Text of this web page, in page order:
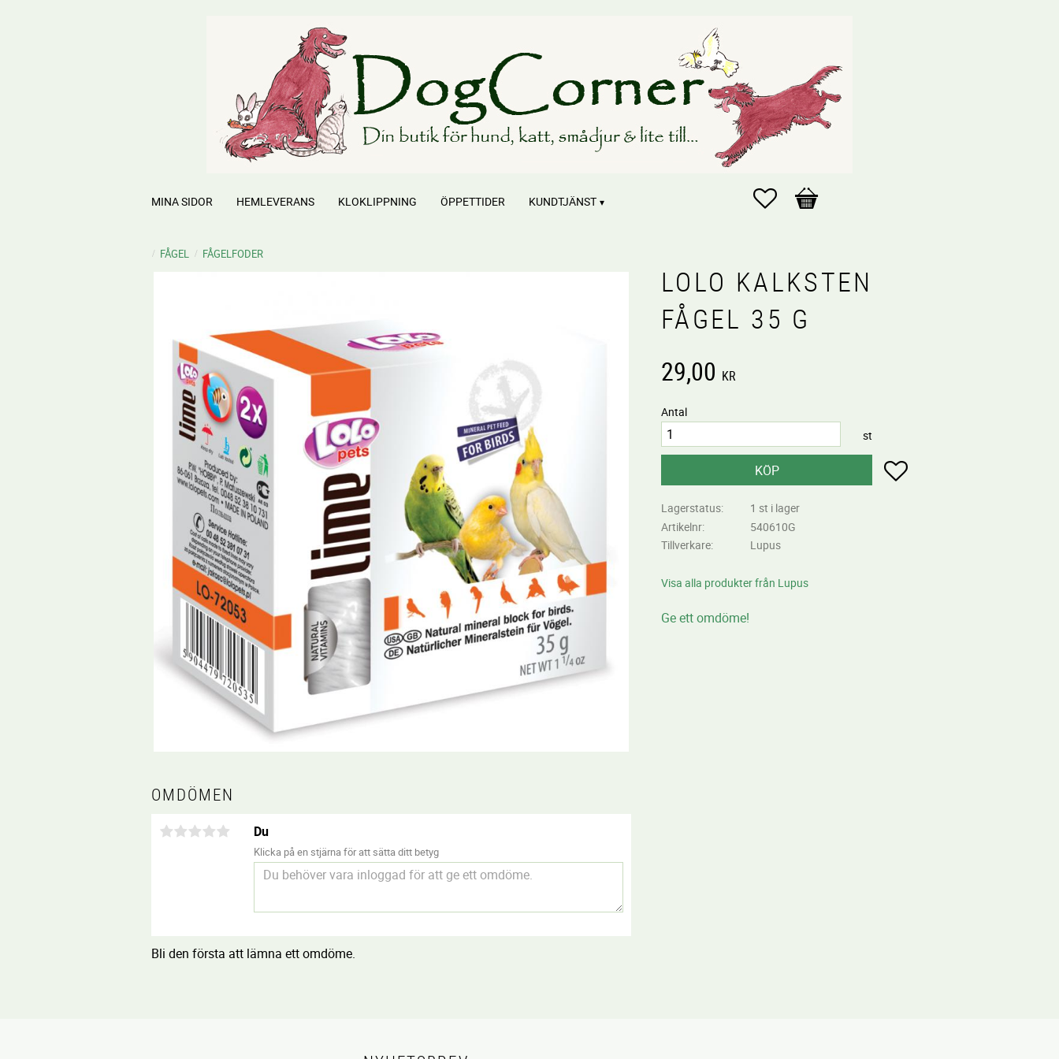
Favoriter
Kundvagn
MINA SIDOR HEMLEVERANS KLOKLIPPNING ÖPPETTIDER KUNDTJÄNST
FÅGEL FÅGELFODER
LOLO KALKSTEN
FÅGEL 35 G
29,00 KR
Antal
st
KÖP Lägg till i favoriter
Lagerstatus
1 st i lager
Artikelnr
540610G
Tillverkare
Lupus
Visa alla produkter från Lupus
Ge ett omdöme!
OMDÖMEN
Du
Klicka på en stjärna för att sätta ditt betyg
Bli den första att lämna ett omdöme.